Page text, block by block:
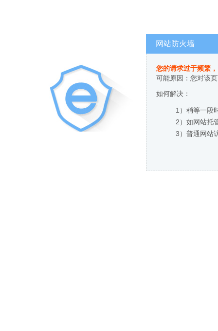
网站防火墙
您的请求过于频繁
可能原因：您对该
如何解决：
1）稍等一段
2）如网站托
3）普通网站